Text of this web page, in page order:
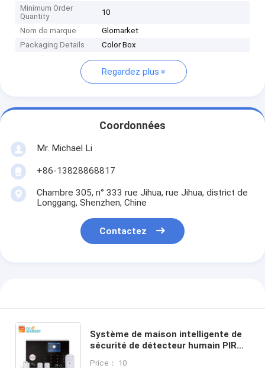
Minimum Order
Quantity
10
Nom de marque
Glomarket
Packaging Details
Color Box
Regardez plus
Coordonnées
Mr. Michael Li
+86-13828868817
Chambre 305, n° 333 rue Jihua, rue Jihua, district de
Longgang, Shenzhen, Chine
Contactez
Système de maison intelligente de
sécurité de détecteur humain PIR
Price： 10